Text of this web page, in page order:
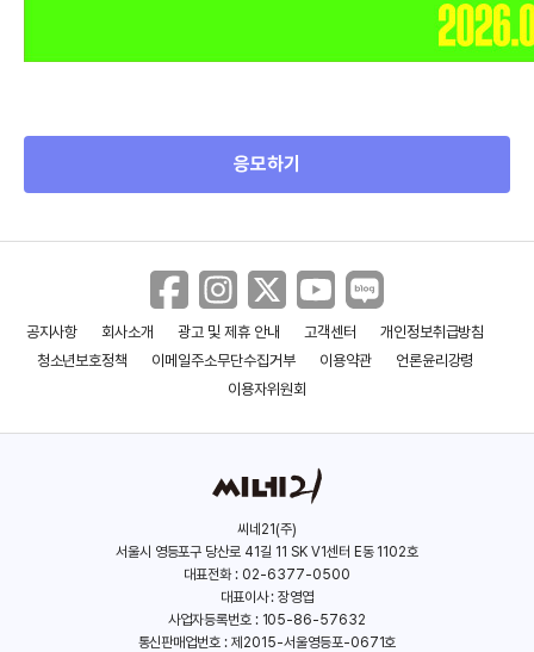
응모하기
공지사항 회사소개 광고 및 제휴 안내 고객센터
개인정보취급방침
청소년보호정책
이메일주소무단수집거부 이용약관
언론윤리강령
이용자위원회
씨네21(주)
서울시 영등포구 당산로 41길 11 SK V1센터 E동 1102호
대표전화 : 02-6377-0500
대표이사 : 장영엽
사업자등록번호 : 105-86-57632
통신판매업번호 : 제2015-서울영등포-0671호